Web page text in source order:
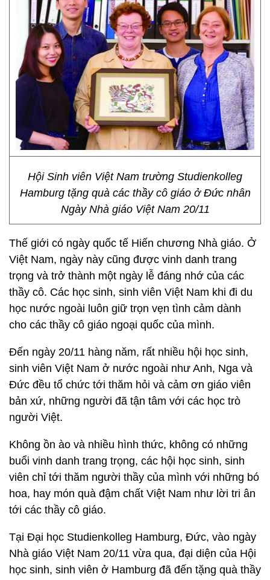
Hội Sinh viên Việt Nam trường Studienkolleg
Hamburg tặng quà các thầy cô giáo ở Đức nhân
Ngày Nhà giáo Việt Nam 20/11
Thế giới có ngày quốc tế Hiến chương Nhà giáo. Ở
Việt Nam, ngày này cũng được vinh danh trang
trọng và trở thành một ngày lễ đáng nhớ của các
thầy cô. Các học sinh, sinh viên Việt Nam khi đi du
học nước ngoài luôn giữ trọn vẹn tình cảm dành
cho các thầy cô giáo ngoại quốc của mình.
Đến ngày 20/11 hàng năm, rất nhiều hội học sinh,
sinh viên Việt Nam ở nước ngoài như Anh, Nga và
Đức đều tổ chức tới thăm hỏi và cảm ơn giáo viên
bản xứ, những người đã tận tâm với các học trò
người Việt.
Không ồn ào và nhiều hình thức, không có những
buổi vinh danh trang trọng, các hội học sinh, sinh
viên chỉ tới thăm người thầy của mình với những bó
hoa, hay món quà đậm chất Việt Nam như lời tri ân
tới các thầy cô giáo.
Tại Đại học Studienkolleg Hamburg, Đức, vào ngày
Nhà giáo Việt Nam 20/11 vừa qua, đại diện của Hội
học sinh, sinh viên ở Hamburg đã đến tặng quà thầy